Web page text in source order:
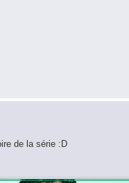
de la série :D